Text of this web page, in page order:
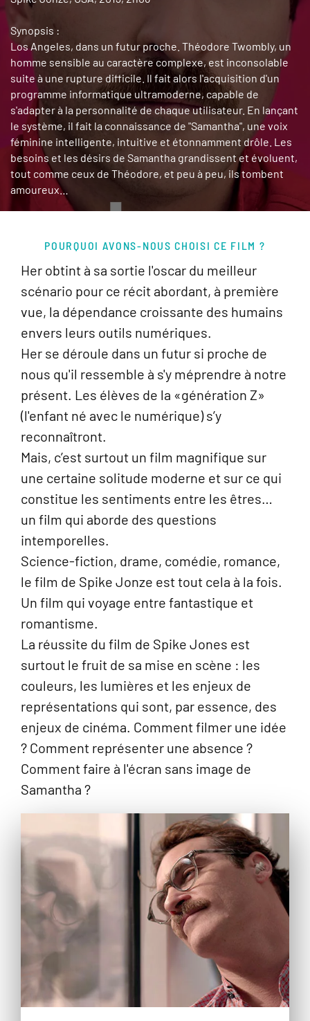
Synopsis :
Los Angeles, dans un futur proche. Théodore Twombly, un
homme sensible au caractère complexe, est inconsolable
suite à une rupture difficile. Il fait alors l'acquisition d'un
programme informatique ultramoderne, capable de
s'adapter à la personnalité de chaque utilisateur. En lançant
le système, il fait la connaissance de "Samantha", une voix
féminine intelligente, intuitive et étonnamment drôle. Les
besoins et les désirs de Samantha grandissent et évoluent,
tout comme ceux de Théodore, et peu à peu, ils tombent
amoureux…
POURQUOI AVONS-NOUS CHOISI CE FILM ?
Her obtint à sa sortie l'oscar du meilleur
scénario pour ce récit abordant, à première
vue, la dépendance croissante des humains
envers leurs outils numériques.
Her se déroule dans un futur si proche de
nous qu'il ressemble à s'y méprendre à notre
présent. Les élèves de la «génération Z»
(l'enfant né avec le numérique) s’y
reconnaîtront.
Mais, c’est surtout un film magnifique sur
une certaine solitude moderne et sur ce qui
constitue les sentiments entre les êtres…
un film qui aborde des questions
intemporelles.
Science-fiction, drame, comédie, romance,
le film de Spike Jonze est tout cela à la fois.
Un film qui voyage entre fantastique et
romantisme.
La réussite du film de Spike Jones est
surtout le fruit de sa mise en scène : les
couleurs, les lumières et les enjeux de
représentations qui sont, par essence, des
enjeux de cinéma. Comment filmer une idée
? Comment représenter une absence ?
Comment faire à l'écran sans image de
Samantha ?